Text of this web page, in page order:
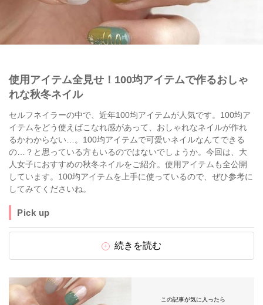
使用アイテム全見せ！100均アイテムで作るおしゃ
れな秋冬ネイル
セルフネイラーの中で、近年100均アイテムが人気です。100均ア
イテムをどう使えばこなれ感があって、おしゃれなネイルが作れ
るかわからない…。100均アイテムで可愛いネイルなんてできる
の…？と思っている方もいるのではないでしょうか。今回は、大
人女子におすすめの秋冬ネイルをご紹介。使用アイテムも全公開
しています。100均アイテムを上手に使っているので、ぜひ参考に
してみてくださいね。
Pick up
続きを読む
この記事が気に入ったら